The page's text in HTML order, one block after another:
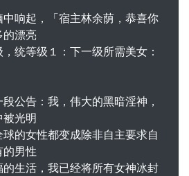
响起，「宿主林余荫，恭喜你
的漂亮
统等级１：下一级所需美女：
告：我，伟大的黑暗淫神，
被光明
的女性都变成除非自主要求自
的男性
生活，我已经将所有女神冰封